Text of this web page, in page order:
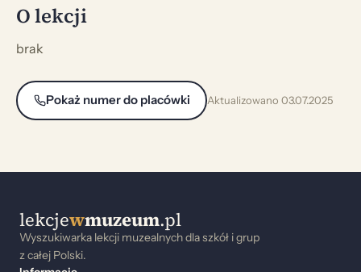
O lekcji
brak
Pokaż numer do placówki Aktualizowano 03.07.2025
lekcjewmuzeum.pl
Wyszukiwarka lekcji muzealnych dla szkół i grup
z całej Polski.